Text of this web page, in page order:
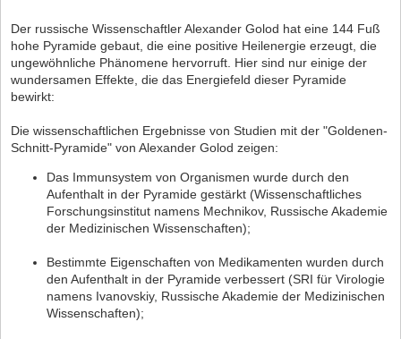
Der russische Wissenschaftler Alexander Golod hat eine 144 Fuß
hohe Pyramide gebaut, die eine positive Heilenergie erzeugt, die
ungewöhnliche Phänomene hervorruft. Hier sind nur einige der
wundersamen Effekte, die das Energiefeld dieser Pyramide
bewirkt:
Die wissenschaftlichen Ergebnisse von Studien mit der "Goldenen-
Schnitt-Pyramide" von Alexander Golod zeigen:
Das Immunsystem von Organismen wurde durch den
Aufenthalt in der Pyramide gestärkt (Wissenschaftliches
Forschungsinstitut namens Mechnikov, Russische Akademie
der Medizinischen Wissenschaften);
Bestimmte Eigenschaften von Medikamenten wurden durch
den Aufenthalt in der Pyramide verbessert (SRI für Virologie
namens Ivanovskiy, Russische Akademie der Medizinischen
Wissenschaften);